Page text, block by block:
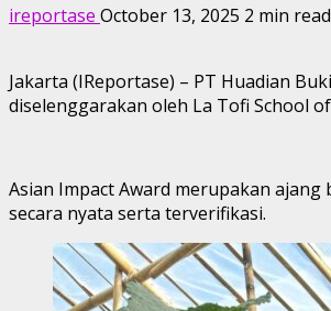
ireportase October 13, 2025 2 min read
Jakarta (IReportase) – PT Huadian
diselenggarakan oleh La Tofi School
Asian Impact Award merupakan
secara nyata serta terverifikasi.